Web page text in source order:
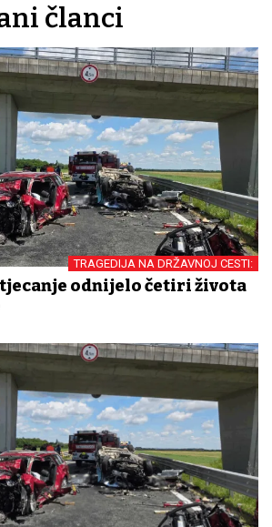
članci
TRAGEDIJA NA DRŽAVNOJ CESTI:
odnijelo četiri života